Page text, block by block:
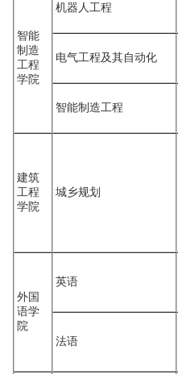
智能
制造
工程
学院
机器人工程
电气工程及其自动化
智能制造工程
建筑
工程
学院
城乡规划
外国
语学
院
英语
法语